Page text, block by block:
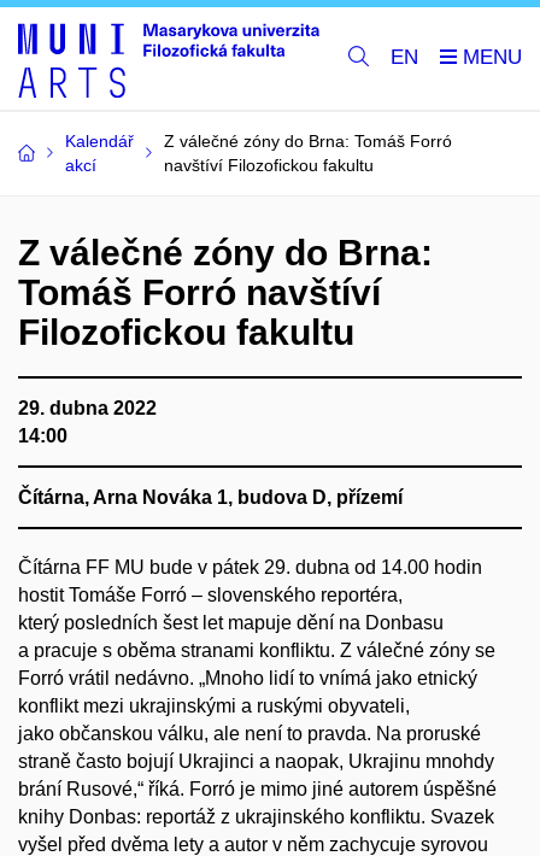
EN
Kalendář
akcí
Z válečné zóny do Brna: Tomáš Forró
navštíví Filozofickou fakultu
Z válečné zóny do Brna:
Tomáš Forró navštíví
Filozofickou fakultu
29. dubna 2022
14:00
Čítárna, Arna Nováka 1, budova D, přízemí
Čítárna FF MU bude v pátek 29. dubna od 14.00 hodin
hostit Tomáše Forró – slovenského reportéra,
který posledních šest let mapuje dění na Donbasu
a pracuje s oběma stranami konfliktu. Z válečné zóny se
Forró vrátil nedávno. „Mnoho lidí to vnímá jako etnický
konflikt mezi ukrajinskými a ruskými obyvateli,
jako občanskou válku, ale není to pravda. Na proruské
straně často bojují Ukrajinci a naopak, Ukrajinu mnohdy
brání Rusové,“ říká. Forró je mimo jiné autorem úspěšné
knihy Donbas: reportáž z ukrajinského konfliktu. Svazek
vyšel před dvěma lety a autor v něm zachycuje syrovou